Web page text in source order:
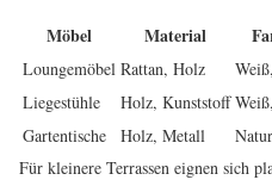
Möbel Material
Loungemöbel Rattan, Holz
Liegestühle
Holz, Kunststoff
Gartentische
Holz, Metall
Für kleinere Terrassen eignen sich